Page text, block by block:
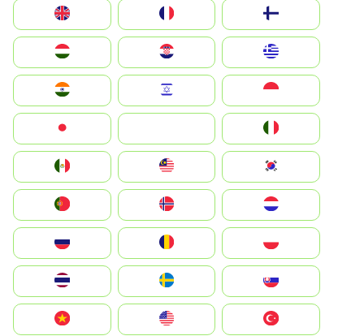
United Kingdom
Magyarország
Indonesia
South Korea
Nederland
Slovensko
United States